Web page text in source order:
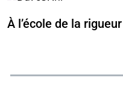
À l’école de la